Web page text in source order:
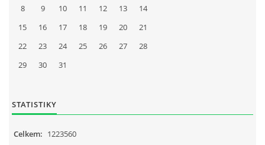
8
9 10 11 12 13
14
15
16 17 18 19 20
21
22
23 24 25 26 27
28
29
30 31
STATISTIKY
Celkem: 1223560